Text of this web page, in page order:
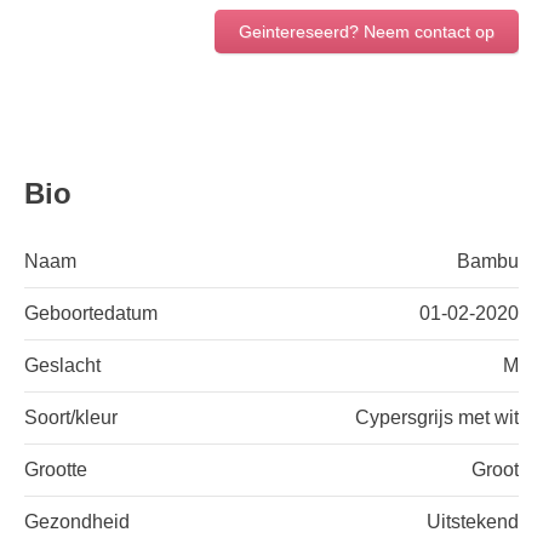
Geintereseerd? Neem contact op
Bio
Naam Bambu
Geboortedatum 01-02-2020
Geslacht M
Soort/kleur Cypersgrijs met wit
Grootte Groot
Gezondheid Uitstekend